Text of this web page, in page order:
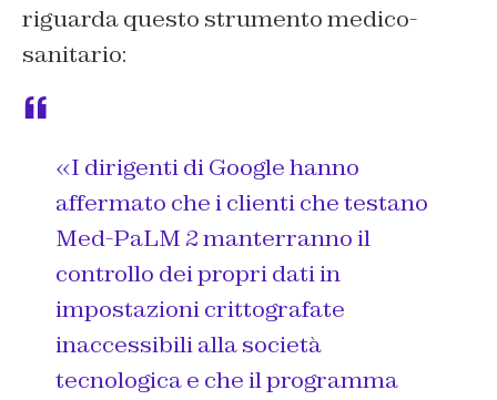
riguarda questo strumento medico-
sanitario:
«I dirigenti di Google hanno
affermato che i clienti che testano
Med-PaLM 2 manterranno il
controllo dei propri dati in
impostazioni crittografate
inaccessibili alla società
tecnologica e che il programma